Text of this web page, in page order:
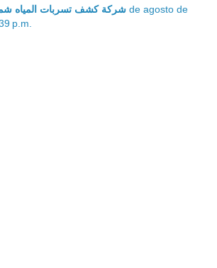
شركة كشف تسربات المياه
p.m.